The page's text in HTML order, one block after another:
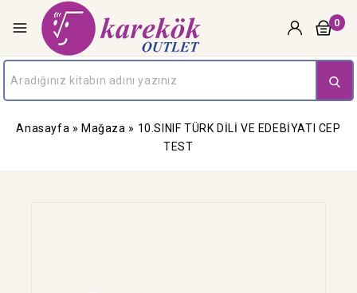
0
Anasayfa » Mağaza » 10.SINIF TÜRK DİLİ VE EDEBİYATI CEP
TEST